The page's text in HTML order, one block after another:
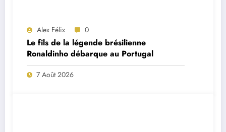
Alex Félix 0
Le fils de la légende brésilienne
Ronaldinho débarque au Portugal
7 Août 2026